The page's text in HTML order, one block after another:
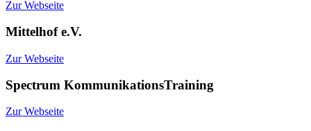
Zur Webseite
Mittelhof e.V.
Zur Webseite
Spectrum KommunikationsTraining
Zur Webseite